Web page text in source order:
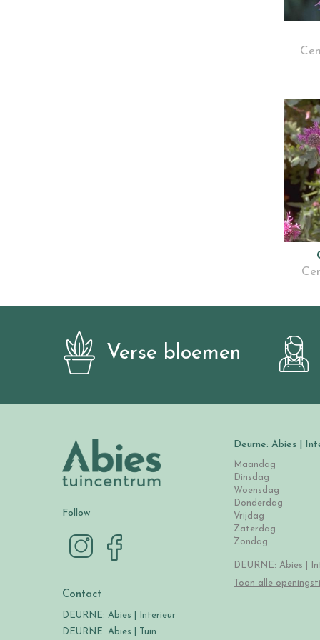
Verse bloemen
Follow
Contact
DEURNE: Abies | Interieur
DEURNE: Abies | Tuin
Deurne: Abies |
Maandag
Dinsdag
Woensdag
Donderdag
Vrijdag
Zaterdag
Zondag
DEURNE: Abies |
Toon alle